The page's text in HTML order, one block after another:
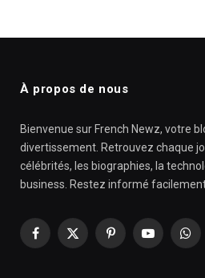
À propos de nous
Bienvenue sur French Newz, votre
divertissement. Retrouvez chaque
célébrités, les biographies, la
business. Restez informé
Facebook
X
PinterestYouTube